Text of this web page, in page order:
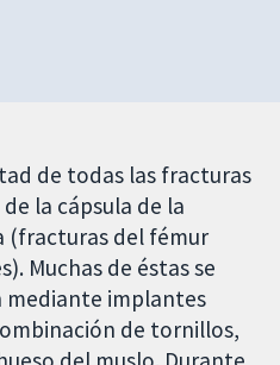
de todas las fracturas
la cápsula de la
(fracturas del fémur
Muchas de éstas se
mediante implantes
de tornillos,